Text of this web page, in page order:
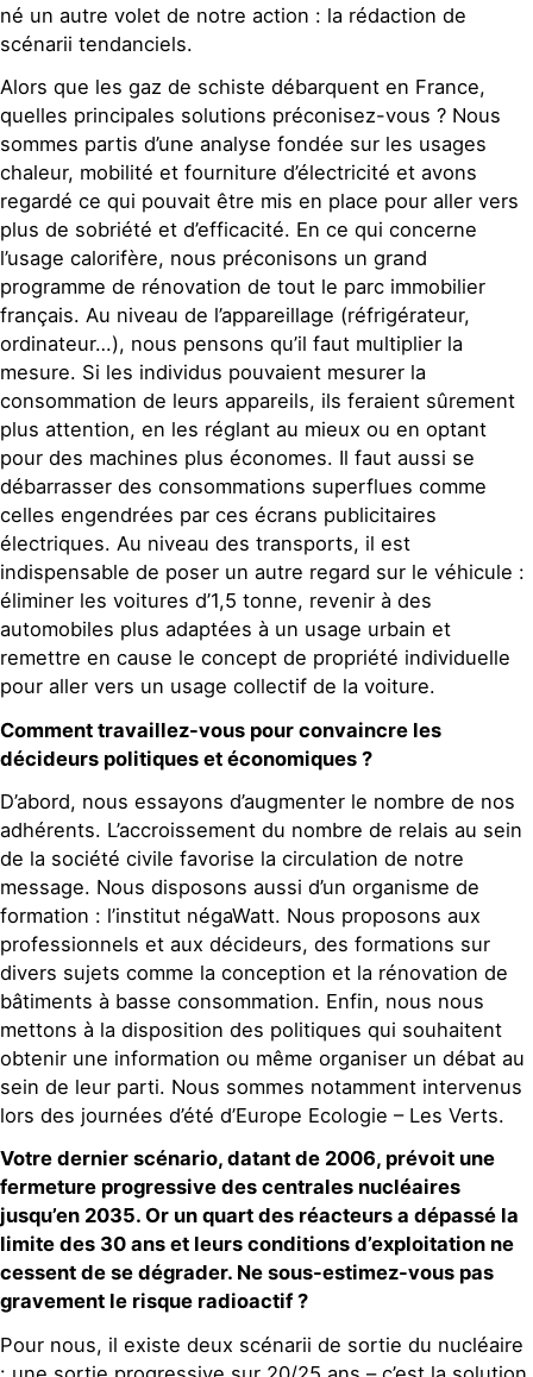
né un autre volet de notre action : la rédaction de
scénarii tendanciels.
Alors que les gaz de schiste débarquent en France,
quelles principales solutions préconisez-vous ? Nous
sommes partis d’une analyse fondée sur les usages
chaleur, mobilité et fourniture d’électricité et avons
regardé ce qui pouvait être mis en place pour aller vers
plus de sobriété et d’efficacité. En ce qui concerne
l’usage calorifère, nous préconisons un grand
programme de rénovation de tout le parc immobilier
français. Au niveau de l’appareillage (réfrigérateur,
ordinateur…), nous pensons qu’il faut multiplier la
mesure. Si les individus pouvaient mesurer la
consommation de leurs appareils, ils feraient sûrement
plus attention, en les réglant au mieux ou en optant
pour des machines plus économes. Il faut aussi se
débarrasser des consommations superflues comme
celles engendrées par ces écrans publicitaires
électriques. Au niveau des transports, il est
indispensable de poser un autre regard sur le véhicule :
éliminer les voitures d’1,5 tonne, revenir à des
automobiles plus adaptées à un usage urbain et
remettre en cause le concept de propriété individuelle
pour aller vers un usage collectif de la voiture.
Comment travaillez-vous pour convaincre les
décideurs politiques et économiques ?
D’abord, nous essayons d’augmenter le nombre de nos
adhérents. L’accroissement du nombre de relais au sein
de la société civile favorise la circulation de notre
message. Nous disposons aussi d’un organisme de
formation : l’institut négaWatt. Nous proposons aux
professionnels et aux décideurs, des formations sur
divers sujets comme la conception et la rénovation de
bâtiments à basse consommation. Enfin, nous nous
mettons à la disposition des politiques qui souhaitent
obtenir une information ou même organiser un débat au
sein de leur parti. Nous sommes notamment intervenus
lors des journées d’été d’Europe Ecologie – Les Verts.
Votre dernier scénario, datant de 2006, prévoit une
fermeture progressive des centrales nucléaires
jusqu’en 2035. Or un quart des réacteurs a dépassé la
limite des 30 ans et leurs conditions d’exploitation ne
cessent de se dégrader. Ne sous-estimez-vous pas
gravement le risque radioactif ?
Pour nous, il existe deux scénarii de sortie du nucléaire